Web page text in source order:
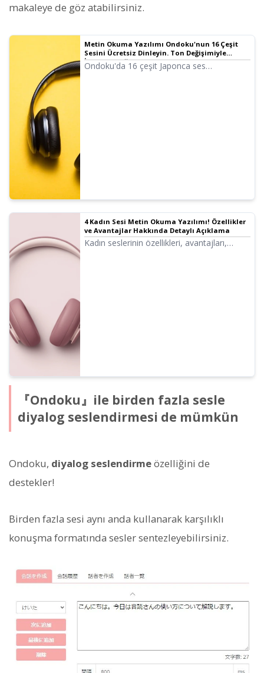
makaleye de göz atabilirsiniz.
Metin Okuma Yazılımı Ondoku'nun 16 Çeşit
Sesini Ücretsiz Dinleyin. Ton Değişimiyle
İzlenimi Değiştirin
Ondoku'da 16 çeşit Japonca ses
4 Kadın Sesi Metin Okuma Yazılımı! Özellikler
ve Avantajlar Hakkında Detaylı Açıklama
Kadın seslerinin özellikleri, avantajları,
『Ondoku』ile birden fazla sesle
diyalog seslendirmesi de mümkün
Ondoku, diyalog seslendirmeözelliğini de
destekler!
Birden fazla sesi aynı anda kullanarak karşılıklı
konuşma formatında sesler sentezleyebilirsiniz.